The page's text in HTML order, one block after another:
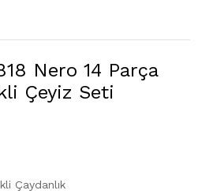
Nero 14 Parça
Çeyiz Seti
Çaydanlık